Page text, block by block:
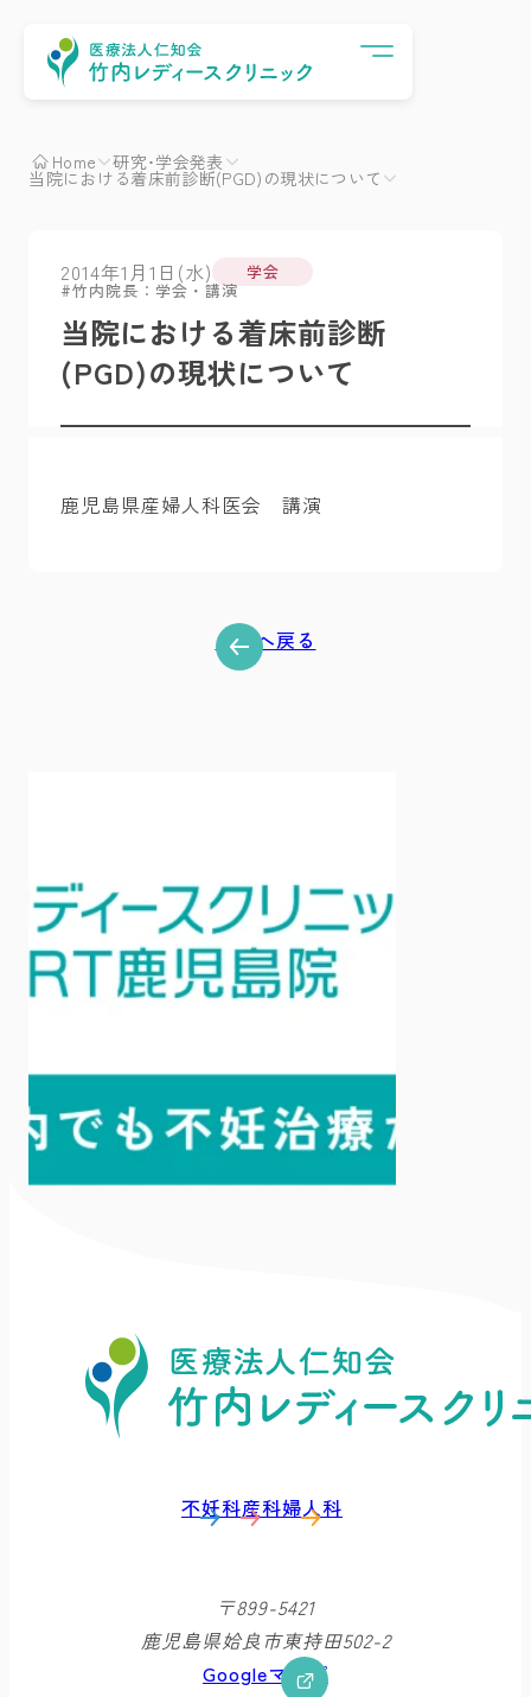
Home 研究･学会発表
当院における着床前診断(PGD)の現状について
2014年1月1日(水)
学会
竹内院長：学会・講演
当院における着床前診断
(PGD)の現状について
鹿児島県産婦人科医会 講演
一覧へ戻る
不妊科産科婦人科
〒899-5421
鹿児島県姶良市東持田502-2
Googleマップ